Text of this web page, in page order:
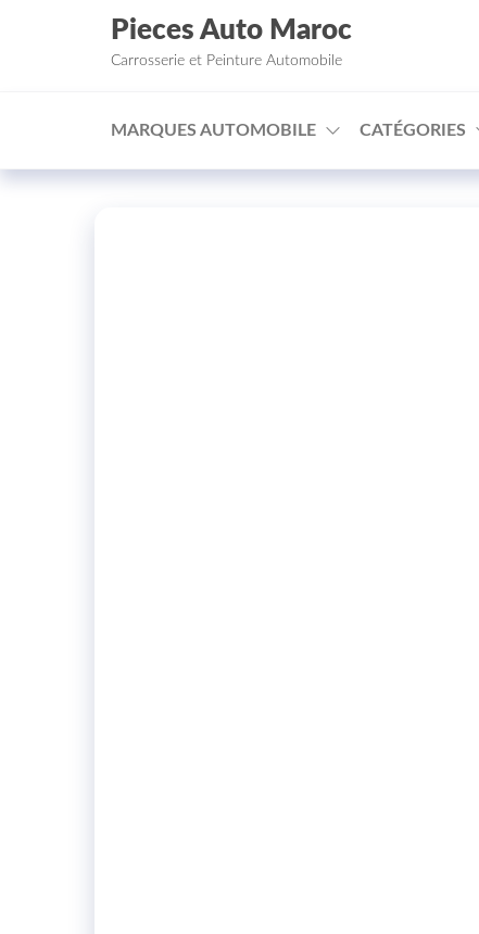
Aller au contenu
Pieces Auto Maroc
Carrosserie et Peinture Automobile
MARQUES AUTOMOBILE CATÉGORIES